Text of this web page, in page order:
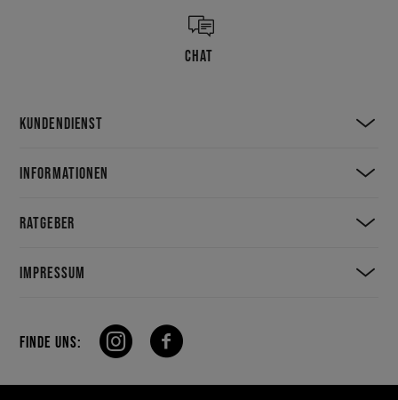
CHAT
KUNDENDIENST
INFORMATIONEN
RATGEBER
IMPRESSUM
FINDE UNS: